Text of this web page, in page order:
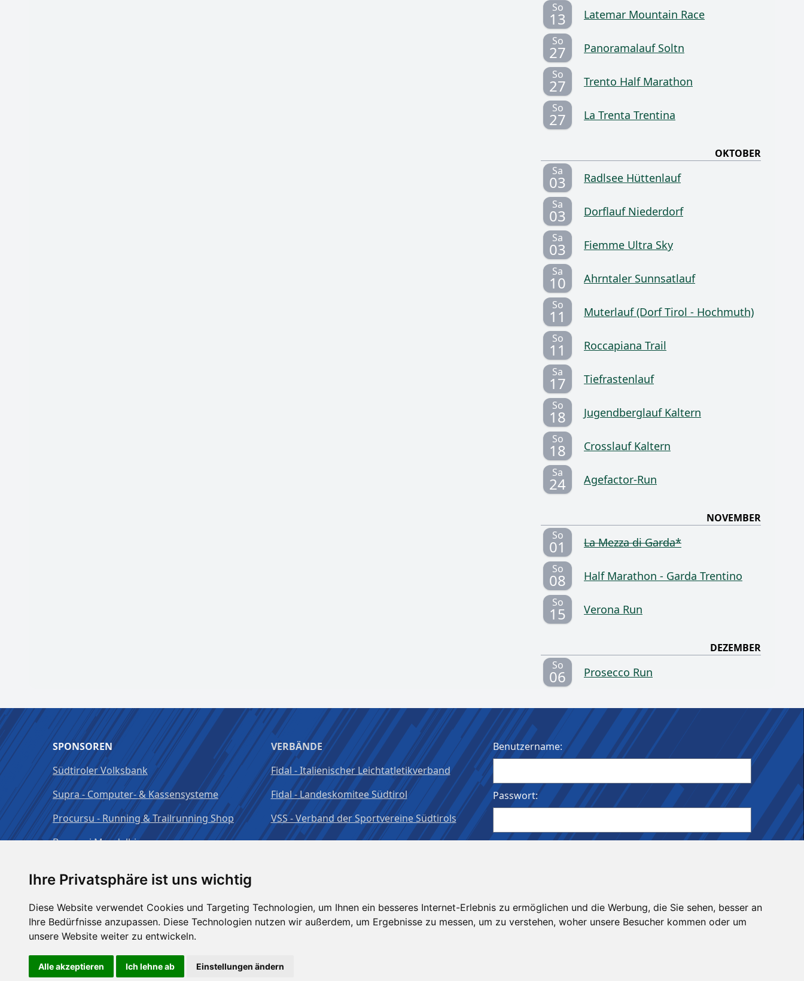
Ihre Privatsphäre ist uns wichtig
Diese Website verwendet Cookies und Targeting Technologien, um Ihnen ein besseres Internet-Erlebnis zu ermöglichen und die Werbung, die Sie sehen, besser an
Ihre Bedürfnisse anzupassen. Diese Technologien nutzen wir außerdem, um Ergebnisse zu messen, um zu verstehen, woher unsere Besucher kommen oder um
unsere Website weiter zu entwickeln.
Alle akzeptieren Ich lehne ab Einstellungen ändern
So
13 Latemar Mountain Race
So
27 Panoramalauf Soltn
So
27 Trento Half Marathon
So
27 La Trenta Trentina
OKTOBER
Sa
03 Radlsee Hüttenlauf
Sa
03 Dorflauf Niederdorf
Sa
03 Fiemme Ultra Sky
Sa
10 Ahrntaler Sunnsatlauf
So
11 Muterlauf (Dorf Tirol - Hochmuth)
So
11 Roccapiana Trail
Sa
17 Tiefrastenlauf
So
18 Jugendberglauf Kaltern
So
18 Crosslauf Kaltern
Sa
24 Agefactor-Run
NOVEMBER
So
01 La Mezza di Garda*
So
08 Half Marathon - Garda Trentino
So
15 Verona Run
DEZEMBER
So
06 Prosecco Run
SPONSOREN
Südtiroler Volksbank
Supra - Computer- & Kassensysteme
Procursu - Running & Trailrunning Shop
Brauerei Mendelbier
VERBÄNDE
Fidal - Italienischer Leichtatletikverband
Fidal - Landeskomitee Südtirol
VSS - Verband der Sportvereine Südtirols
Benutzername:
Passwort:
Angemeldet bleiben